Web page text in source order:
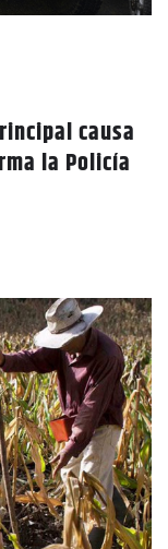
causa
la Policía